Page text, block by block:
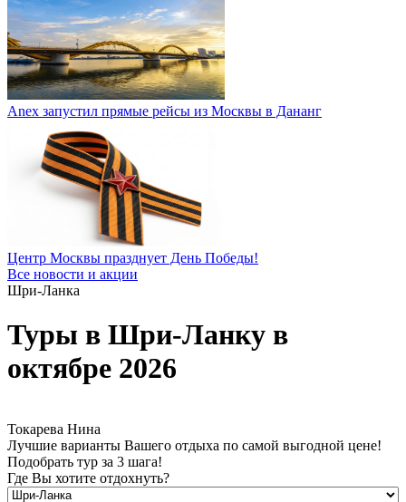
Anex запустил прямые рейсы из Москвы в Дананг
Центр Москвы празднует День Победы!
Все новости и акции
Шри-Ланка
Туры в Шри-Ланку в
октябре 2026
Токарева Нина
Лучшие варианты Вашего отдыха по самой выгодной цене!
Подобрать тур за 3 шага!
Где Вы хотите отдохнуть?